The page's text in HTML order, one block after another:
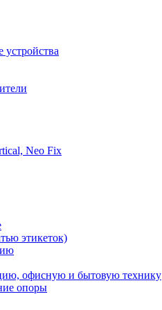
Neo Fix
этикеток)
офисную и бытовую технику
опоры